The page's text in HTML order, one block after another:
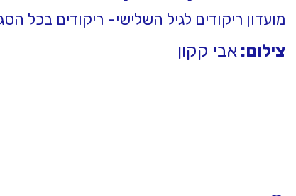
מועדון ריקודים לגיל השלישי- ריקודים בכל
צילום: אבי קקון